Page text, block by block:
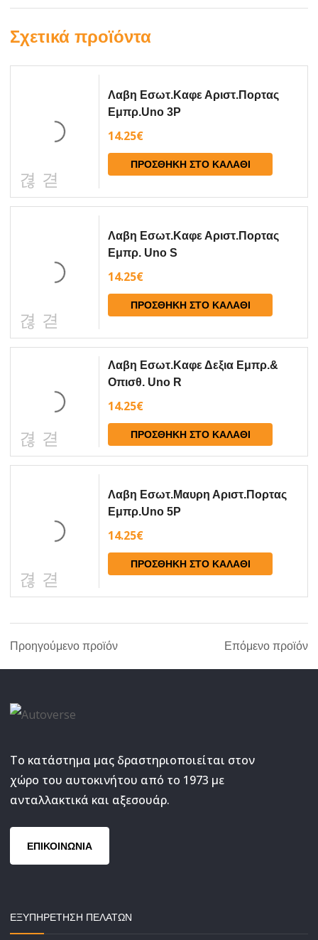
Σχετικά προϊόντα
Λαβη Εσωτ.Καφε Αριστ.Πορτας
Εμπρ.Uno 3P
14.25€
ΠΡΟΣΘΉΚΗ ΣΤΟ ΚΑΛΆΘΙ
Λαβη Εσωτ.Καφε Αριστ.Πορτας
Εμπρ. Uno S
14.25€
ΠΡΟΣΘΉΚΗ ΣΤΟ ΚΑΛΆΘΙ
Λαβη Εσωτ.Καφε Δεξια Εμπρ.&
Οπισθ. Uno R
14.25€
ΠΡΟΣΘΉΚΗ ΣΤΟ ΚΑΛΆΘΙ
Λαβη Εσωτ.Μαυρη Αριστ.Πορτας
Εμπρ.Uno 5P
14.25€
ΠΡΟΣΘΉΚΗ ΣΤΟ ΚΑΛΆΘΙ
Προηγούμενο προϊόν Επόμενο προϊόν
Το κατάστημα μας δραστηριοποιείται στον
χώρο του αυτοκινήτου από το 1973 με
ανταλλακτικά και αξεσουάρ.
ΕΠΙΚΟΙΝΩΝΙΑ
ΕΞΥΠΗΡΕΤΗΣΗ ΠΕΛΑΤΩΝ